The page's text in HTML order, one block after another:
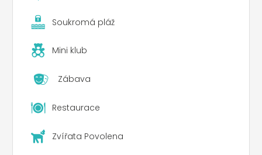
Soukromá pláž
Mini klub
Zábava
Restaurace
Zvířata Povolena